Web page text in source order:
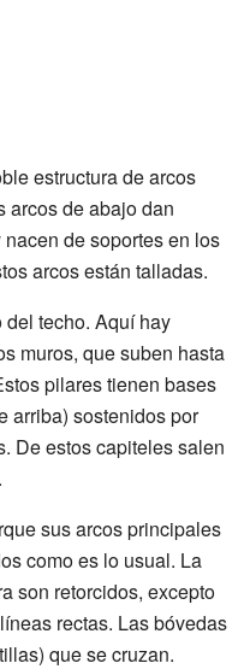
estructura de arcos
arcos de abajo dan
de soportes en los
arcos están talladas.
techo. Aquí hay
muros, que suben hasta
pilares tienen bases
arriba) sostenidos por
De estos capiteles salen
sus arcos principales
como es lo usual. La
son retorcidos, excepto
rectas. Las bóvedas
que se cruzan.